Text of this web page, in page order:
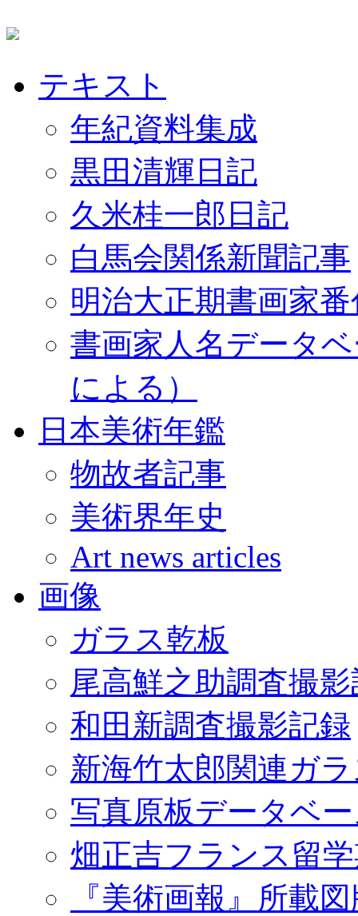
テキスト
年紀資料集成
黒田清輝日記
久米桂一郎日記
白馬会関係新聞記事
明治大正期書画家
書画家人名データ
による）
日本美術年鑑
物故者記事
美術界年史
Art news articles
画像
ガラス乾板
尾高鮮之助調査撮
和田新調査撮影記録
新海竹太郎関連ガ
写真原板データベ
畑正吉フランス留
『美術画報』所載